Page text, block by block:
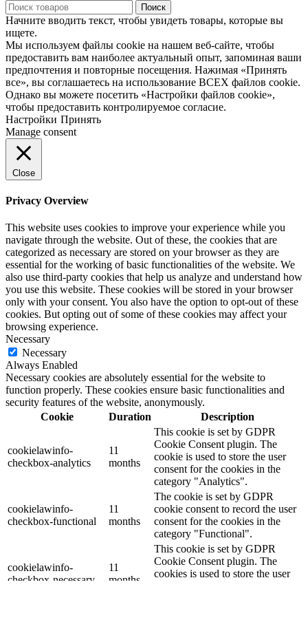
Поиск
Начните вводить текст, чтобы увидеть товары, которые вы
ищете.
Мы используем файлы cookie на нашем веб-сайте, чтобы
предоставить вам наиболее актуальный опыт, запоминая ваши
предпочтения и повторные посещения. Нажимая «Принять
все», вы соглашаетесь на использование ВСЕХ файлов cookie.
Однако вы можете посетить «Настройки файлов cookie»,
чтобы предоставить контролируемое согласие.
Настройки Принять
Manage consent
Close
Privacy Overview
This website uses cookies to improve your experience while you
navigate through the website. Out of these, the cookies that are
categorized as necessary are stored on your browser as they are
essential for the working of basic functionalities of the website. We
also use third-party cookies that help us analyze and understand how
you use this website. These cookies will be stored in your browser
only with your consent. You also have the option to opt-out of these
cookies. But opting out of some of these cookies may affect your
browsing experience.
Necessary
Necessary
Always Enabled
Necessary cookies are absolutely essential for the website to
function properly. These cookies ensure basic functionalities and
security features of the website, anonymously.
Cookie
Duration Description
cookielawinfo-
checkbox-analytics
11
months
This cookie is set by GDPR
Cookie Consent plugin. The
cookie is used to store the user
consent for the cookies in the
category "Analytics".
cookielawinfo-
checkbox-functional
11
months
The cookie is set by GDPR
cookie consent to record the user
consent for the cookies in the
category "Functional".
cookielawinfo-
checkbox-necessary
11
months
This cookie is set by GDPR
Cookie Consent plugin. The
cookies is used to store the user